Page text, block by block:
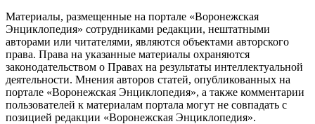
Материалы, размещенные на портале «Воронежская
Энциклопедия» сотрудниками редакции, нештатными
авторами или читателями, являются объектами авторского
права. Права на указанные материалы охраняются
законодательством о Правах на результаты интеллектуальной
деятельности. Мнения авторов статей, опубликованных на
портале «Воронежская Энциклопедия», а также комментарии
пользователей к материалам портала могут не совпадать с
позицией редакции «Воронежская Энциклопедия».